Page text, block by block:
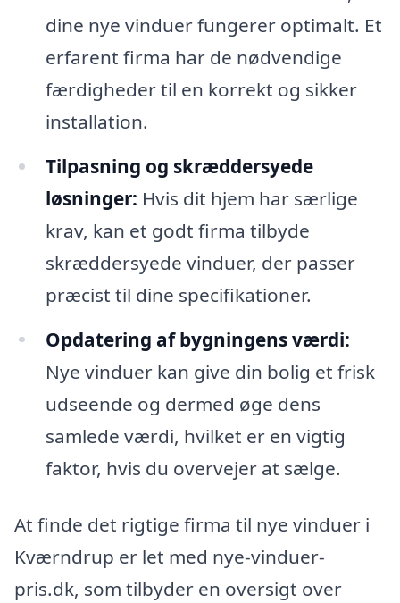
dine nye vinduer fungerer optimalt. Et
erfarent firma har de nødvendige
færdigheder til en korrekt og sikker
installation.
Tilpasning og skræddersyede
løsninger: Hvis dit hjem har særlige
krav, kan et godt firma tilbyde
skræddersyede vinduer, der passer
præcist til dine specifikationer.
Opdatering af bygningens værdi:
Nye vinduer kan give din bolig et frisk
udseende og dermed øge dens
samlede værdi, hvilket er en vigtig
faktor, hvis du overvejer at sælge.
At finde det rigtige firma til nye vinduer i
Kværndrup er let med nye-vinduer-
pris.dk, som tilbyder en oversigt over